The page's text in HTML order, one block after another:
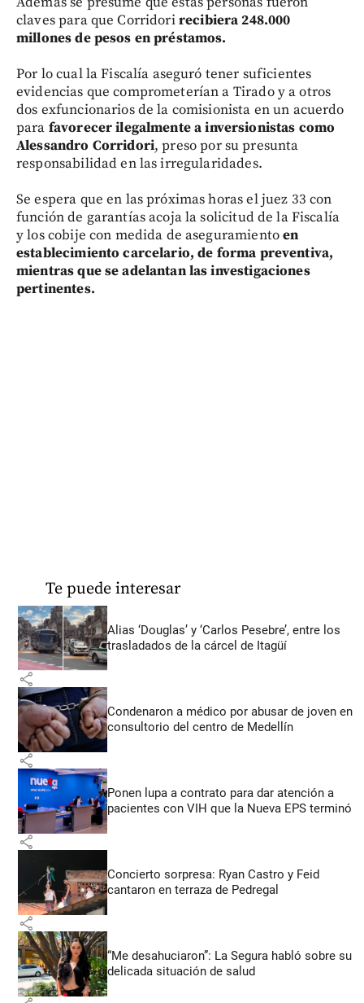
claves para que Corridorirecibiera 248.000
millones de pesos en préstamos.
Por lo cual la Fiscalía aseguró tener suficientes
evidencias que comprometerían a Tirado y a otros
dos exfuncionarios de la comisionista en un acuerdo
para favorecer ilegalmente a inversionistas como
Alessandro Corridori, preso por su presunta
responsabilidad en las irregularidades.
Se espera que en las próximas horas el juez 33 con
función de garantías acoja la solicitud de la Fiscalía
y los cobije con medida de aseguramientoen
establecimiento carcelario, de forma preventiva,
mientras que se adelantan las investigaciones
pertinentes.
Te puede interesar
Alias ‘Douglas’ y ‘Carlos Pesebre’, entre los
trasladados de la cárcel de Itagüí
share
Condenaron a médico por abusar de joven en
consultorio del centro de Medellín
share
Ponen lupa a contrato para dar atención a
pacientes con VIH que la Nueva EPS terminó
share
Concierto sorpresa: Ryan Castro y Feid
cantaron en terraza de Pedregal
share
“Me desahuciaron”: La Segura habló sobre su
delicada situación de salud